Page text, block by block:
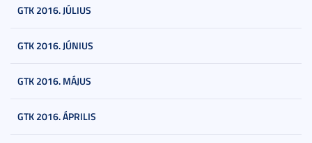
GTK 2016. JÚLIUS
GTK 2016. JÚNIUS
GTK 2016. MÁJUS
GTK 2016. ÁPRILIS